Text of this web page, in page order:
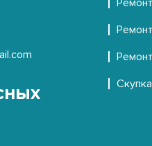
Выходной Сб-